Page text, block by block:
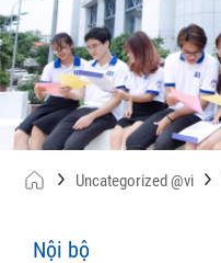
content
Uncategorized @vi
Nội bộ